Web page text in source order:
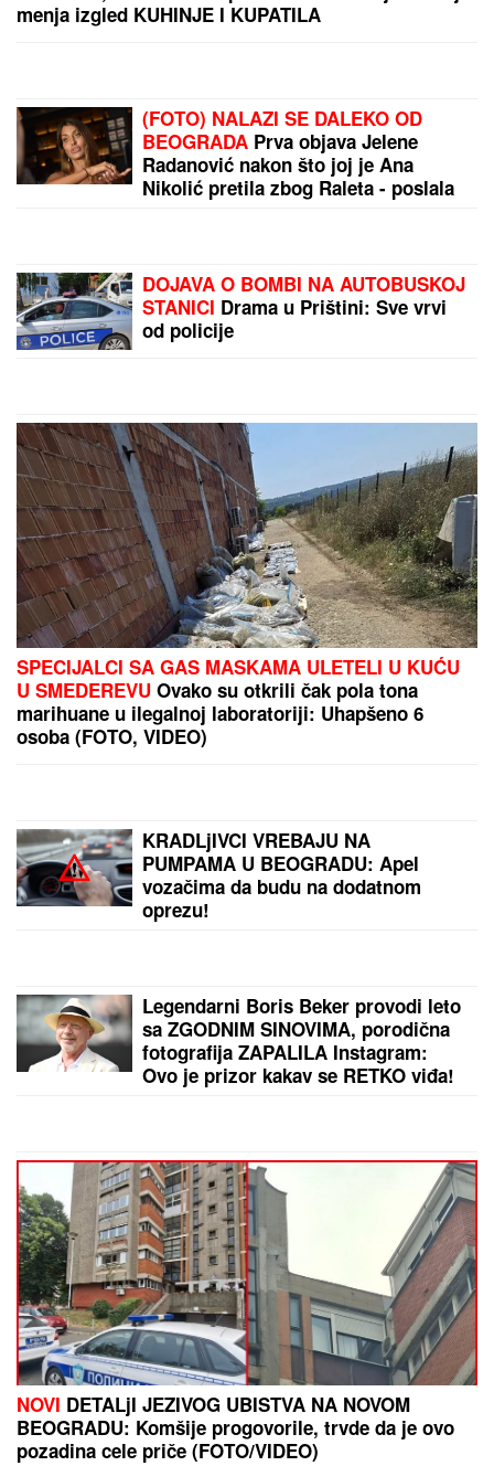
problem
SMRŠALA 15 KILOGRAMA, PA POKAZALA TELO U
BIKINIJUVoditeljka nakon porođaja ima telo za
medalju: Obavlja seoske poslove, a kada se skine
muškarcima padnu vilice
Otkriveno šta je Futa uradio sa
Marininim stvarima: "Stavio ih je u
(FOTO, VIDEO) OVO JE ZORAN OSUMNJIČEN ZA
UBISTVO SVOJE MAJKE NA NOVOM BEOGRADU!
Policija ga izvela bosog, KRVAVIH nogu sa lisicama
na rukama, ušao u kola Hitne pomoći